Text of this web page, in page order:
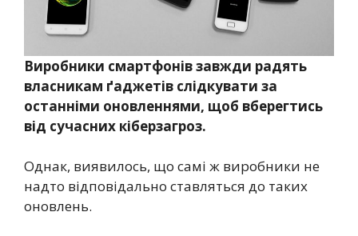
Виробники смартфонів завжди радять
власникам ґаджетів слідкувати за
останніми оновленнями, щоб вберегтись
від сучасних кіберзагроз.
Однак, виявилось, що самі ж виробники не
надто відповідально ставляться до таких
оновлень.